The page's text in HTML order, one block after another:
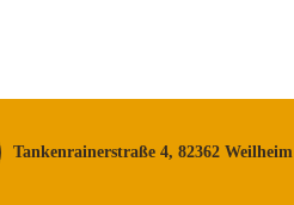
Tankenrainerstraße 4, 82362 Weilheim